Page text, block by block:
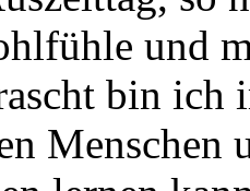
und
bin ich